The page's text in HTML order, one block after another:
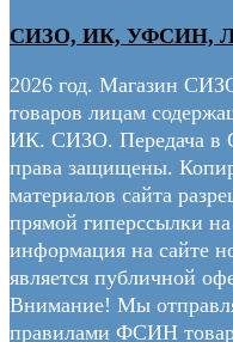
СИЗО, ИК, УФСИН,
2026 год. Магазин
товаров лицам
ИК. СИЗО. Передача в
права защищены.
материалов сайта
прямой гиперссылки
информация на сайте
является публичной
Внимание! Мы
правилами ФСИН